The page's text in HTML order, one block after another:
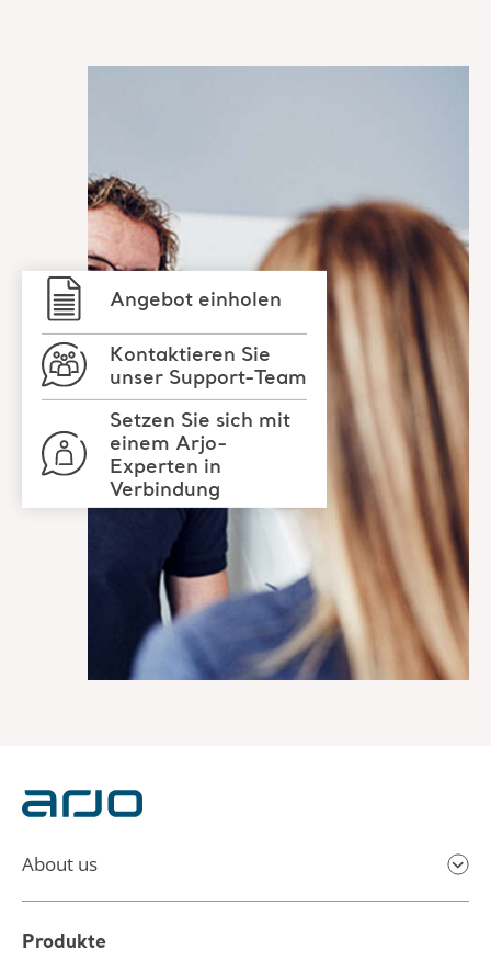
unser Support-Team
Setzen Sie sich mit
einem Arjo-
Experten in
Verbindung
About us
Produkte